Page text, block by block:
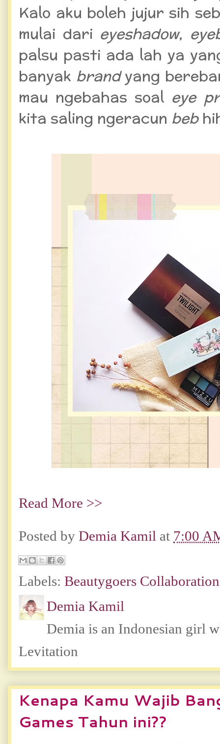
Kalo aku boleh jujur sih
mulai dari eyeshadow,
palsu pasti ada lah ya
banyak brandyang
mau ngebahas soal eye
kita saling ngeracun beb
Read More >>
Posted by Demia Kamil at 7:00
Labels: Beautygoers Collaboration
Demia Kamil
Demia is an Indonesian girl
Levitation
Kenapa Kamu Wajib
Games Tahun ini??